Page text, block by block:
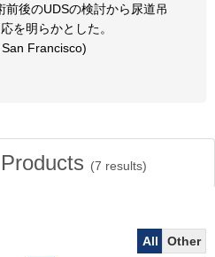
後のUDSの検討から尿道吊
を明らかとした。
Francisco)
(7 results)
All
Other